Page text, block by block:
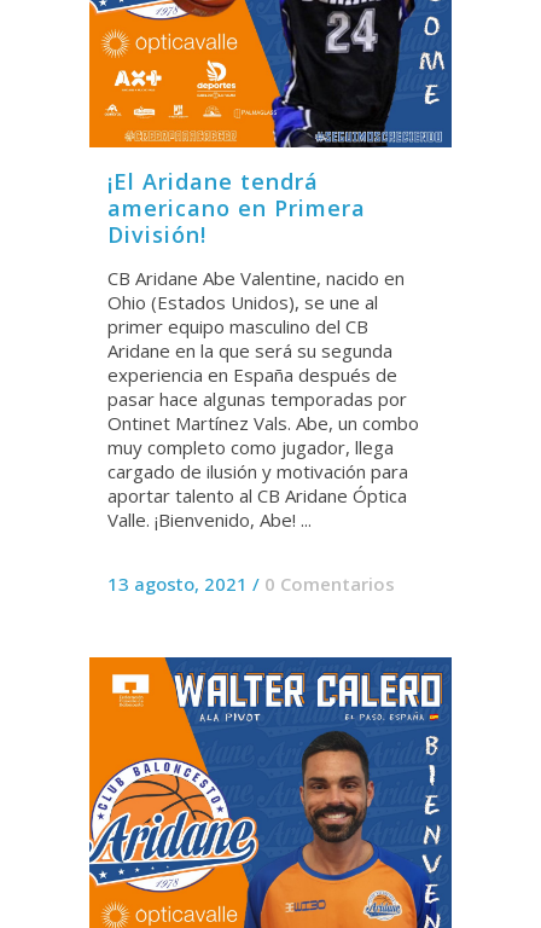
¡El Aridane tendrá
americano en Primera
División!
CB Aridane Abe Valentine, nacido en
Ohio (Estados Unidos), se une al
primer equipo masculino del CB
Aridane en la que será su segunda
experiencia en España después de
pasar hace algunas temporadas por
Ontinet Martínez Vals. Abe, un combo
muy completo como jugador, llega
cargado de ilusión y motivación para
aportar talento al CB Aridane Óptica
Valle. ¡Bienvenido, Abe! ...
13 agosto, 2021 / 0 Comentarios